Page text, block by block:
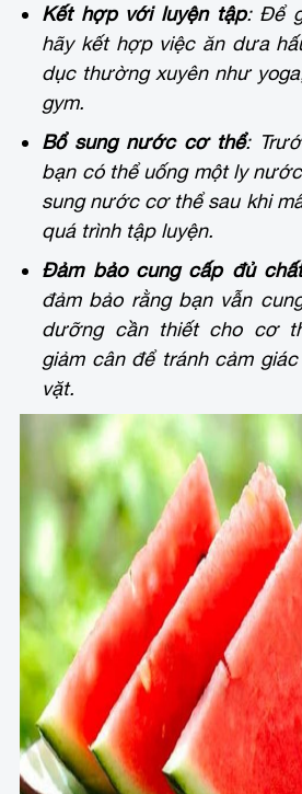
Kết hợp với luyện tập: Để
hãy kết hợp việc ăn dưa
dục thường xuyên như
gym.
Bổ sung nước cơ thể:
bạn có thể uống một ly
sung nước cơ thể sau khi
quá trình tập luyện.
Đảm bảo cung cấp đủ
đảm bảo rằng bạn vẫn
dưỡng cần thiết cho cơ
giảm cân để tránh cảm
vặt.